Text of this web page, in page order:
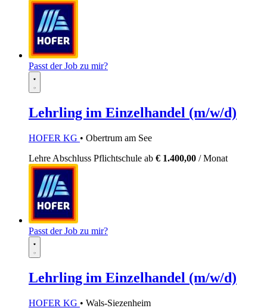
Passt der Job zu mir?
Lehrling im Einzelhandel (m/w/d)
HOFER KG • Obertrum am See
Lehre Abschluss Pflichtschule ab € 1.400,00 / Monat
Passt der Job zu mir?
Lehrling im Einzelhandel (m/w/d)
HOFER KG • Wals-Siezenheim